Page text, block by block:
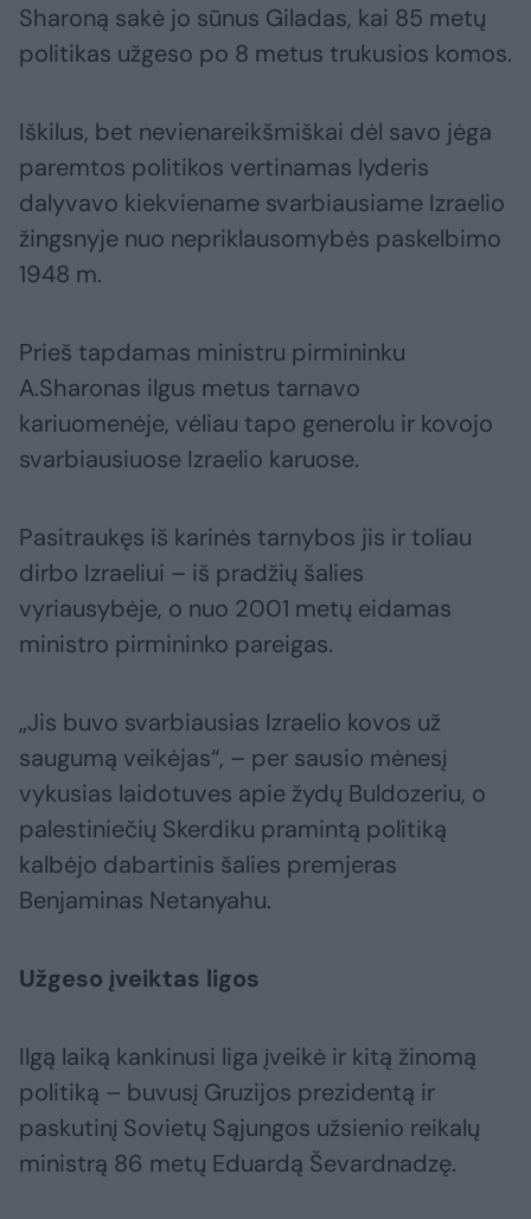
Sharoną sakė jo sūnus Giladas, kai 85 metų
politikas užgeso po 8 metus trukusios komos.
Iškilus, bet nevienareikšmiškai dėl savo jėga
paremtos politikos vertinamas lyderis
dalyvavo kiekviename svarbiausiame Izraelio
žingsnyje nuo nepriklausomybės paskelbimo
1948 m.
Prieš tapdamas ministru pirmininku
A.Sharonas ilgus metus tarnavo
kariuomenėje, vėliau tapo generolu ir kovojo
svarbiausiuose Izraelio karuose.
Pasitraukęs iš karinės tarnybos jis ir toliau
dirbo Izraeliui – iš pradžių šalies
vyriausybėje, o nuo 2001 metų eidamas
ministro pirmininko pareigas.
„Jis buvo svarbiausias Izraelio kovos už
saugumą veikėjas“, – per sausio mėnesį
vykusias laidotuves apie žydų Buldozeriu, o
palestiniečių Skerdiku pramintą politiką
kalbėjo dabartinis šalies premjeras
Benjaminas Netanyahu.
Užgeso įveiktas ligos
Ilgą laiką kankinusi liga įveikė ir kitą žinomą
politiką – buvusį Gruzijos prezidentą ir
paskutinį Sovietų Sąjungos užsienio reikalų
ministrą 86 metų Eduardą Ševardnadzę.